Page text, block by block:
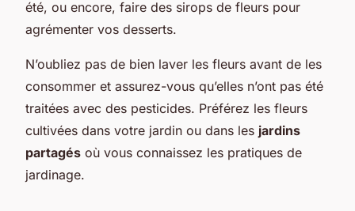
été, ou encore, faire des sirops de fleurs pour
agrémenter vos desserts.
N’oubliez pas de bien laver les fleurs avant de les
consommer et assurez-vous qu’elles n’ont pas été
traitées avec des pesticides. Préférez les fleurs
cultivées dans votre jardin ou dans les jardins
partagés où vous connaissez les pratiques de
jardinage.